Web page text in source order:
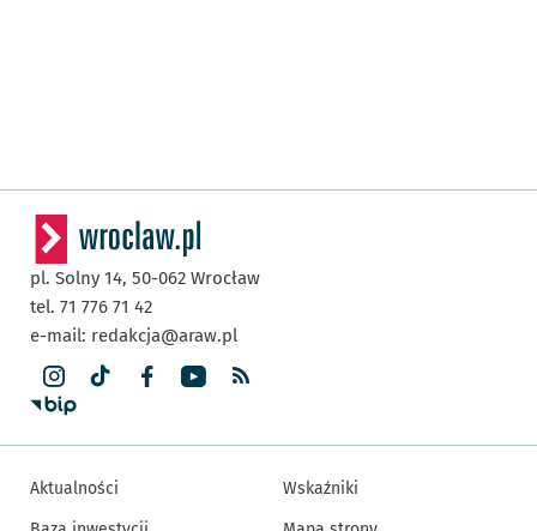
pl. Solny 14, 50-062 Wrocław
tel. 71 776 71 42
e-mail: redakcja@araw.pl
Aktualności
Wskaźniki